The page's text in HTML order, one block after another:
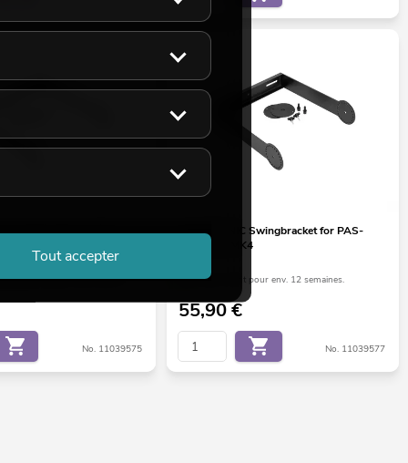
Swingbracket for PAS-
cours d'approvisionnement
No. 11039575
OMNITRONIC Swingbracket for PAS-
215/215A MK4
Le stock suffit pour env. 12 semaines.
55,90€
No. 11039577
Tout accepter